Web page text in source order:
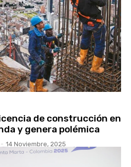
de construcción en
y genera polémica
- 14 Noviembre, 2025